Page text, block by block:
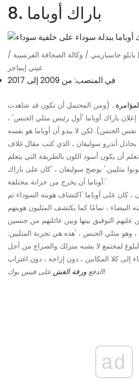
8. باراك أوباما
جاسباريني / وكالة الصحافة الفرنسية /
غيتي إيماجز
في المنصب: من 2009 إلى 2017
. (ومن المحتمل أن تكون قد شاهدت
إعلان باراك أوباما 'أول رئيس مثلي الجنس' ،
الجنس). لكن لا يبدو أن أوباما هو نفسه
أندرو سوليفان ، الذي كتب مقال غلاف
أن يكون أسود اللون بالطريقة التي يتعلم
مثليين.' يوضح سوليفان ، 'كان على باراك
أوباما أن يخرج من خزانة مختلفة.'
، كان على أوباما 'اكتشاف هويته السوداء ثم
البيضاء ، تمامًا كما يكتشف المثليون هويتهم
عليهم التوفيق بينها وبين عائلتهم من جنسين
، وهو مثلي الجنس ، 'هذه هي تجربة المثليين:
لمجتمع لا يشبه منزلك والصراع من أجل
الدفع ورقة الغش على فيس بوك!
ad